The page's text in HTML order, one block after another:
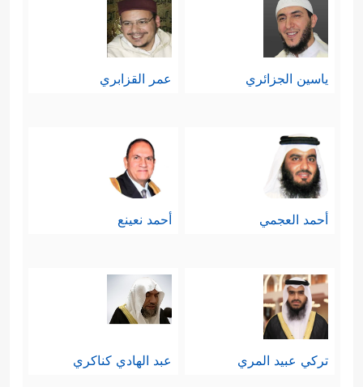
ياسين الجزائري عمر القزابري
أحمد العجمي أحمد نعينع
تركي عبيد المري عبد الهادي كناكري